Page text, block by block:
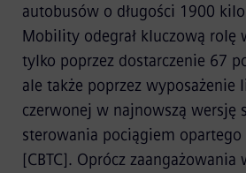
autobusów o długości 1900
Mobility odegrał kluczową rolę
tylko poprzez dostarczenie 67
ale także poprzez wyposażenie
czerwonej w najnowszą wersję
sterowania pociągiem
[CBTC]. Oprócz